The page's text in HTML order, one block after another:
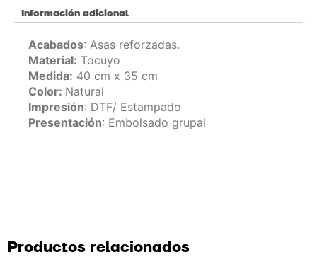
Información adicional
Acabados: Asas reforzadas.
Material: Tocuyo
Medida: 40 cm x 35 cm
Color: Natural
Impresión: DTF/ Estampado
Presentación: Embolsado grupal
Productos relacionados